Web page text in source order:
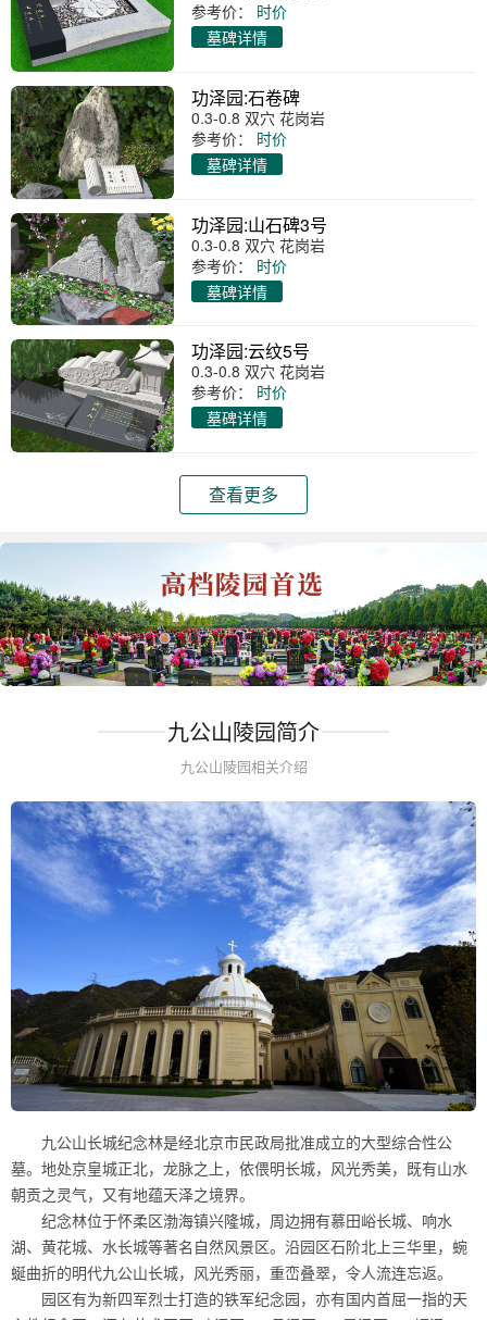
参考价：
时价
墓碑详情
功泽园:石卷碑
0.3-0.8 双穴 花岗岩
参考价：
时价
墓碑详情
功泽园:山石碑3号
0.3-0.8 双穴 花岗岩
参考价：
时价
墓碑详情
功泽园:云纹5号
0.3-0.8 双穴 花岗岩
参考价：
时价
墓碑详情
查看更多
九公山陵园简介
九公山陵园相关介绍
九公山长城纪念林是经北京市民政局批准成立的大型综合性公
墓。地处京皇城正北，龙脉之上，依偎明长城，风光秀美，既有山水
朝贡之灵气，又有地蕴天泽之境界。
纪念林位于怀柔区渤海镇兴隆城，周边拥有慕田峪长城、响水
湖、黄花城、水长城等著名自然风景区。沿园区石阶北上三华里，蜿
蜒曲折的明代九公山长城，风光秀丽，重峦叠翠，令人流连忘返。
园区有为新四军烈士打造的铁军纪念园，亦有国内首屈一指的天